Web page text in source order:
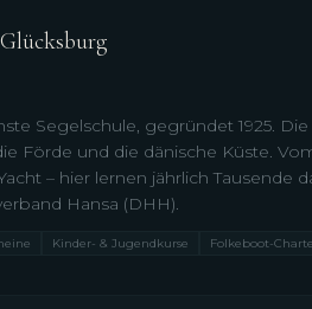
Segelschule, gegründet 1925.
Förde und die dänische Küste.
– hier lernen jährlich Tausende
Hansa (DHH).
Kinder- & Jugendkurse
Folkeboot-